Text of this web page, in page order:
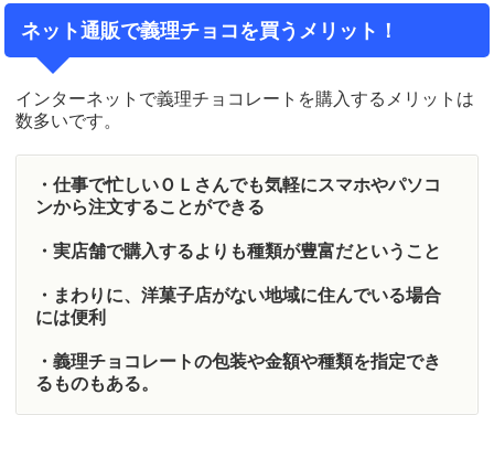
ネット通販で義理チョコを買うメリット！
インターネットで義理チョコレートを購入するメリットは
数多いです。
・仕事で忙しいＯＬさんでも気軽にスマホやパソコ
ンから注文することができる
・実店舗で購入するよりも種類が豊富だということ
・まわりに、洋菓子店がない地域に住んでいる場合
には便利
・義理チョコレートの包装や金額や種類を指定でき
るものもある。